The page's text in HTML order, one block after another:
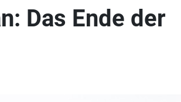
Das Ende der